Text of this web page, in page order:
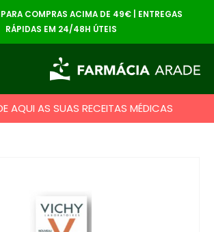
COMPRAS ACIMA DE 49€ | ENTREGAS
RÁPIDAS EM 24/48H ÚTEIS
AQUI AS SUAS RECEITAS MÉDICAS